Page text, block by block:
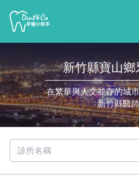
新竹縣寶山
在繁華與人文並存的城
新竹縣醫